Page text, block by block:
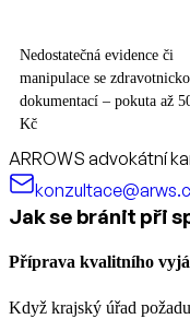
Nedostatečná evidence či
manipulace se
dokumentací – pokuta až
Kč
ARROWS advokátní
Jak se bránit při
Příprava kvalitního
Když krajský úřad